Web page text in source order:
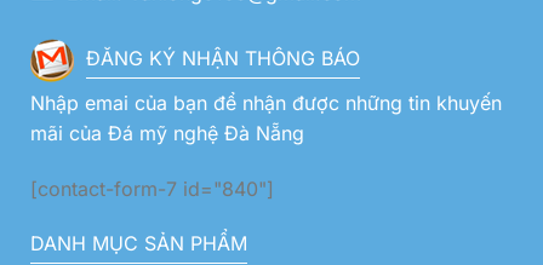
ĐĂNG KÝ NHẬN THÔNG BÁO
Nhập emai của bạn để nhận được những tin khuyến
mãi của Đá mỹ nghệ Đà Nẵng
[contact-form-7 id="840"]
DANH MỤC SẢN PHẨM